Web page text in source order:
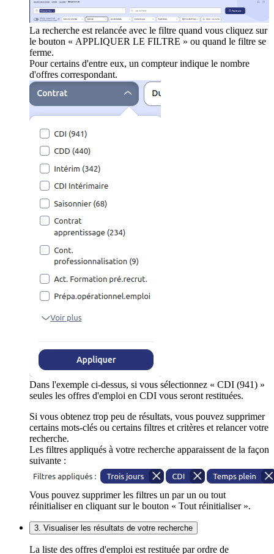
La recherche est relancée avec le filtre quand vous cliquez sur
le bouton « APPLIQUER LE FILTRE » ou quand le filtre se
ferme.
Pour certains d'entre eux, un compteur indique le nombre
d'offres correspondant.
Dans l'exemple ci-dessus, si vous sélectionnez « CDI (941) »
seules les offres d'emploi en CDI vous seront restituées.
Si vous obtenez trop peu de résultats, vous pouvez supprimer
certains mots-clés ou certains filtres et critères et relancer votre
recherche.
Les filtres appliqués à votre recherche apparaissent de la façon
suivante :
Vous pouvez supprimer les filtres un par un ou tout
réinitialiser en cliquant sur le bouton « Tout réinitialiser ».
3. Visualiser les résultats de votre recherche
La liste des offres d'emploi est restituée par ordre de